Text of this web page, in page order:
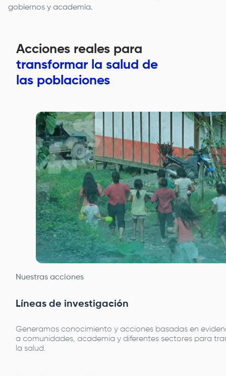
gobiernos y academia.
Acciones reales para
transformar la salud de
las poblaciones
Nuestras acciones
Líneas de investigación
Generamos conocimiento y acciones basadas en
a comunidades, academia y diferentes sectores para
la salud.